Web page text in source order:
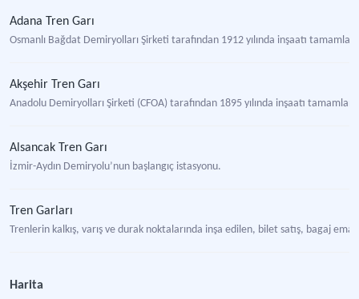
Adana Tren Garı
Osmanlı Bağdat Demiryolları Şirketi tarafından 1912 yılında inşaatı
Akşehir Tren Garı
Anadolu Demiryolları Şirketi (CFOA) tarafından 1895 yılında inşaatı
Alsancak Tren Garı
İzmir-Aydın Demiryolu’nun başlangıç istasyonu.
Tren Garları
Trenlerin kalkış, varış ve durak noktalarında inşa edilen, bilet satış, bagaj
Harita